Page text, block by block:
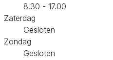
8.30 - 17.00
Zaterdag
Gesloten
Zondag
Gesloten